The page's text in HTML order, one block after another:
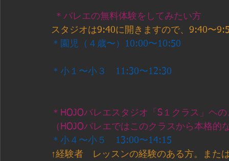
＊バレエの無料体験をしてみたい方
スタジオは9:40に開きますので、9:40〜
＊園児（４歳〜）10:00〜10:50
＊小１〜小３　11:30〜12:30
＊HOJOバレエスタジオ「S１クラス」ヘ
（HOJOバレエではこのクラスから本格
＊小４〜小５　13:00〜14:15
↑経験者　レッスンの経験のある方。また